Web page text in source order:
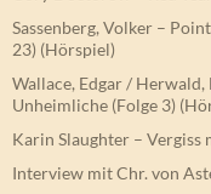
Sassenberg, Volker –
23) (Hörspiel)
Wallace, Edgar /
Unheimliche (Folge 3)
Karin Slaughter – Vergiss
Interview mit Chr. von